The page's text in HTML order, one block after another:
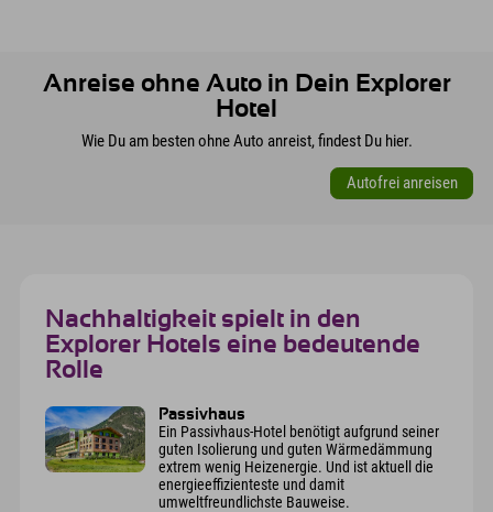
Anreise ohne Auto in Dein Explorer
Hotel
Wie Du am besten ohne Auto anreist, findest Du hier.
Autofrei anreisen
Nachhaltigkeit spielt in den
Explorer Hotels eine bedeutende
Rolle
Passivhaus
Ein Passivhaus-Hotel benötigt aufgrund seiner
guten Isolierung und guten Wärmedämmung
extrem wenig Heizenergie. Und ist aktuell die
energieeffizienteste und damit
umweltfreundlichste Bauweise.